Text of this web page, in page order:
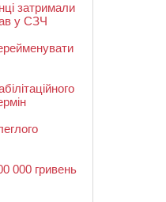
затримали
у СЗЧ
000 гривень